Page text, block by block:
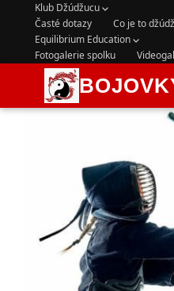
Klub Džúdžucu
Časté dotazy
Co je to
Equilibrium Education
Fotogalerie spolku